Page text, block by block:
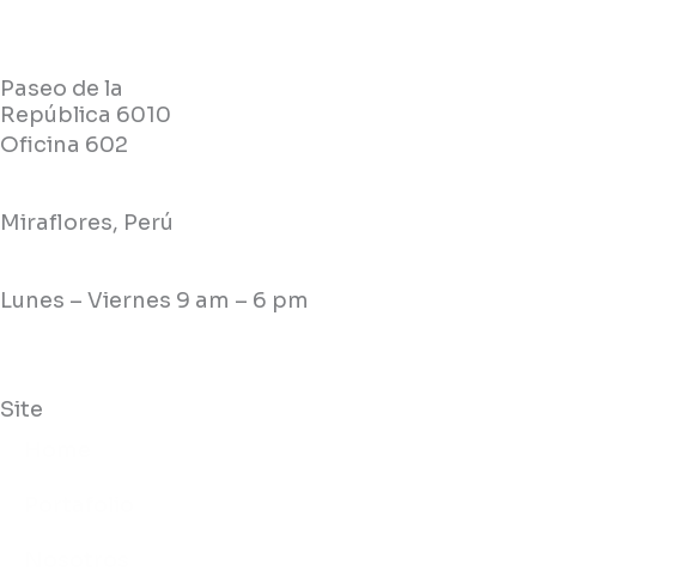
Paseo de la
República 6010
Oficina 602
Miraflores, Perú
Lunes – Viernes 9 am – 6 pm
Site